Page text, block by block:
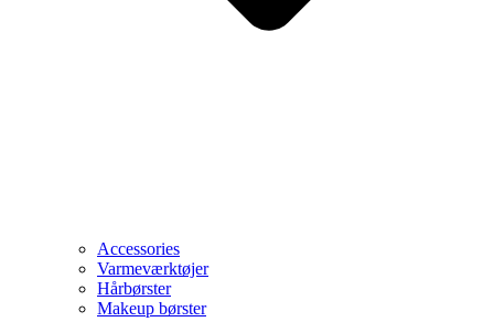
Accessories
Varmeværktøjer
Hårbørster
Makeup børster